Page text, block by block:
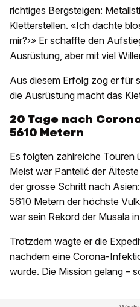
richtiges Bergsteigen:
Kletterstellen. «Ich dachte
mir?›» Er schaffte den
Ausrüstung, aber mit viel
Aus diesem Erfolg zog er für
die Ausrüstung macht das
20 Tage nach
5610 Metern
Es folgten zahlreiche Touren
Meist war Pantelić der
der grosse Schritt nach
5610 Metern der höchste
war sein Rekord der Musala
Trotzdem wagte er die
nachdem eine Corona-
wurde. Die Mission gelang –